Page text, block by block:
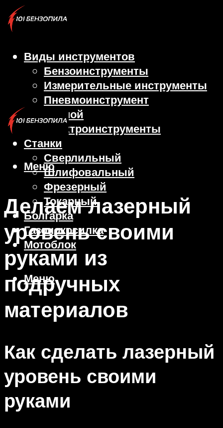
Виды инструментов
Бензоинструменты
Измерительные инструменты
Пневмоинструмент
Ручной
Электроинструменты
Станки
Сверлильный
Шлифовальный
Фрезерный
Токарный
Болгарка
Газонокосилка
Мотоблок
Меню
Меню
Делаем лазерный
уровень своими
руками из
подручных
материалов
Как сделать лазерный
уровень своими
руками